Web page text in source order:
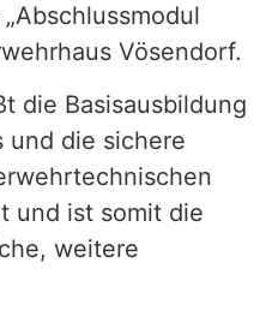
Vösendorf.
die Basisausbildung
und die sichere
und ist somit die
weitere